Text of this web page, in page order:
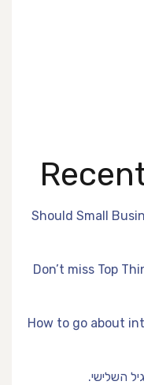
Should Small
Don’t miss Top
How to go about
השלישי.